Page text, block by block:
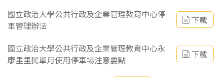
國立政治大學公共行政及企業管理教育中心停
車管理辦法
下載
國立政治大學公共行政及企業管理教育中心永
康里里民單月使用停車場注意要點
下載